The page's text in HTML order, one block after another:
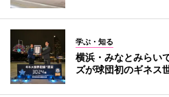
学ぶ・知る
横浜・みなとみらい
ズが球団初のギネス